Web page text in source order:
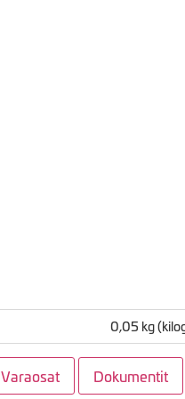
0,05 kg
Varaosat Dokumentit